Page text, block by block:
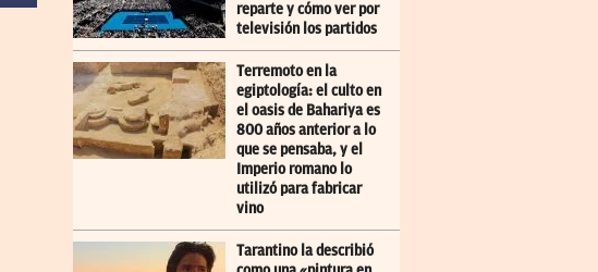
reparte y cómo ver por
televisión los partidos
Terremoto en la
egiptología: el culto en
el oasis de Bahariya es
800 años anterior a lo
que se pensaba, y el
Imperio romano lo
utilizó para fabricar
vino
Tarantino la describió